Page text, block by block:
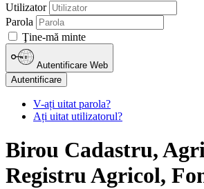
Utilizator
Parola
Ţine-mă minte
Autentificare Web
Autentificare
V-ați uitat parola?
Ați uitat utilizatorul?
Birou Cadastru,
Registru Agricol,